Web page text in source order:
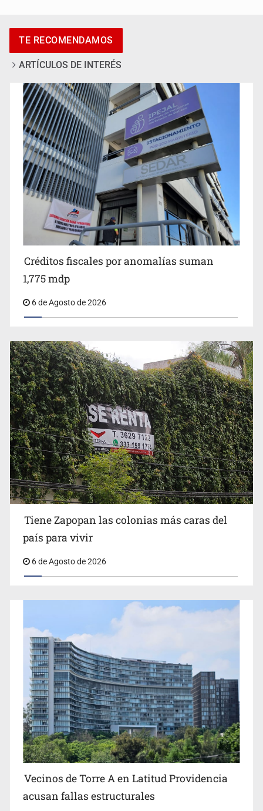
Jalisco plantará 250 mil árboles
Impulsan jornada informativa sobre epilepsia en Six
Flags
TE RECOMENDAMOS
ARTÍCULOS DE INTERÉS
Créditos fiscales por anomalías suman
1,775 mdp
6 de Agosto de 2026
Tiene Zapopan las colonias más caras del
país para vivir
6 de Agosto de 2026
Vecinos de Torre A en Latitud Providencia
acusan fallas estructurales